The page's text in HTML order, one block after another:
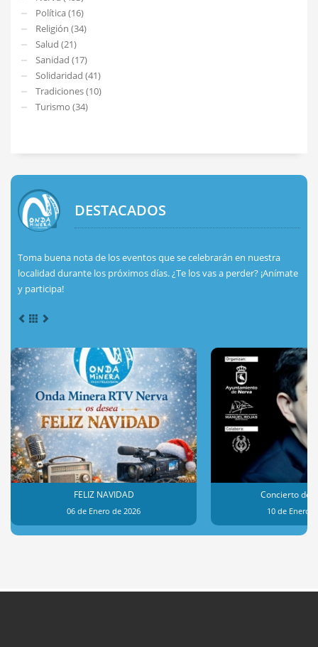
Política (16)
Religión (34)
Salud (21)
Sanidad (17)
Solidaridad (41)
Tradiciones (10)
Turismo (34)
DESTACADOS
Toma buena nota de los eventos que se celebrarán en nuestra
localidad durante los próximos días. ¿Te los vas a perder? ¡Anímate
y participa!
FELIZ NAVIDAD
06 de Enero de 2026
Concierto de
10 de Enero